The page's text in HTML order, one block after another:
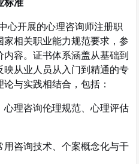
标准
心开展的心理咨询师注册职
相关职业能力规范要求，参
容。证书体系涵盖从基础到
从业人员从入门到精通的专
与实践相结合，包括：
心理咨询伦理规范、心理评估
用咨询技术、个案概念化与干